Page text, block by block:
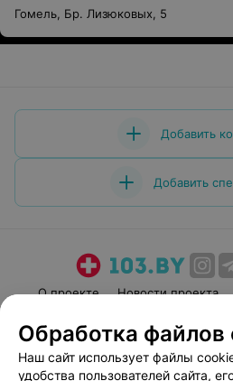
Гомель, Бр. Лизюковых, 5
Добавить
Добавить
О проекте Новости проекта
Пользовательское
Вакансии
Обработка файлов
Наш сайт использует файлы
удобства пользователей сайта,